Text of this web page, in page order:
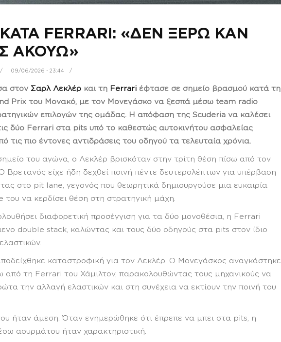
FERRARI: «ΔΕΝ ΞΕΡΩ ΚΑΝ
ΑΚΟΥΩ»
09/06/2026 - 23:44
στον Σαρλ Λεκλέρ και τη Ferrari έφτασε σε σημείο βρασμού κατά τη
Prix του Μονακό, με τον Μονεγάσκο να ξεσπά μέσω team radio
επιλογών της ομάδας. Η απόφαση της Scuderia να καλέσει
δύο Ferrari στα pits υπό το καθεστώς αυτοκινήτου ασφαλείας
τις πιο έντονες αντιδράσεις του οδηγού τα τελευταία χρόνια.
του αγώνα, ο Λεκλέρ βρισκόταν στην τρίτη θέση πίσω από τον
Βρετανός είχε ήδη δεχθεί ποινή πέντε δευτερολέπτων για υπέρβαση
στο pit lane, γεγονός που θεωρητικά δημιουργούσε μια ευκαιρία
του να κερδίσει θέση στη στρατηγική μάχη.
διαφορετική προσέγγιση για τα δύο μονοθέσια, η Ferrari
double stack, καλώντας και τους δύο οδηγούς στα pits στον ίδιο
καταστροφική για τον Λεκλέρ. Ο Μονεγάσκος αναγκάστηκε
από τη Ferrari του Χάμιλτον, παρακολουθώντας τους μηχανικούς να
την αλλαγή ελαστικών και στη συνέχεια να εκτίουν την ποινή του
ήταν άμεση. Όταν ενημερώθηκε ότι έπρεπε να μπει στα pits, η
ασυρμάτου ήταν χαρακτηριστική.